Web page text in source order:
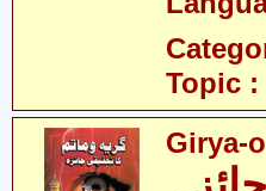
Topic :
Girya-